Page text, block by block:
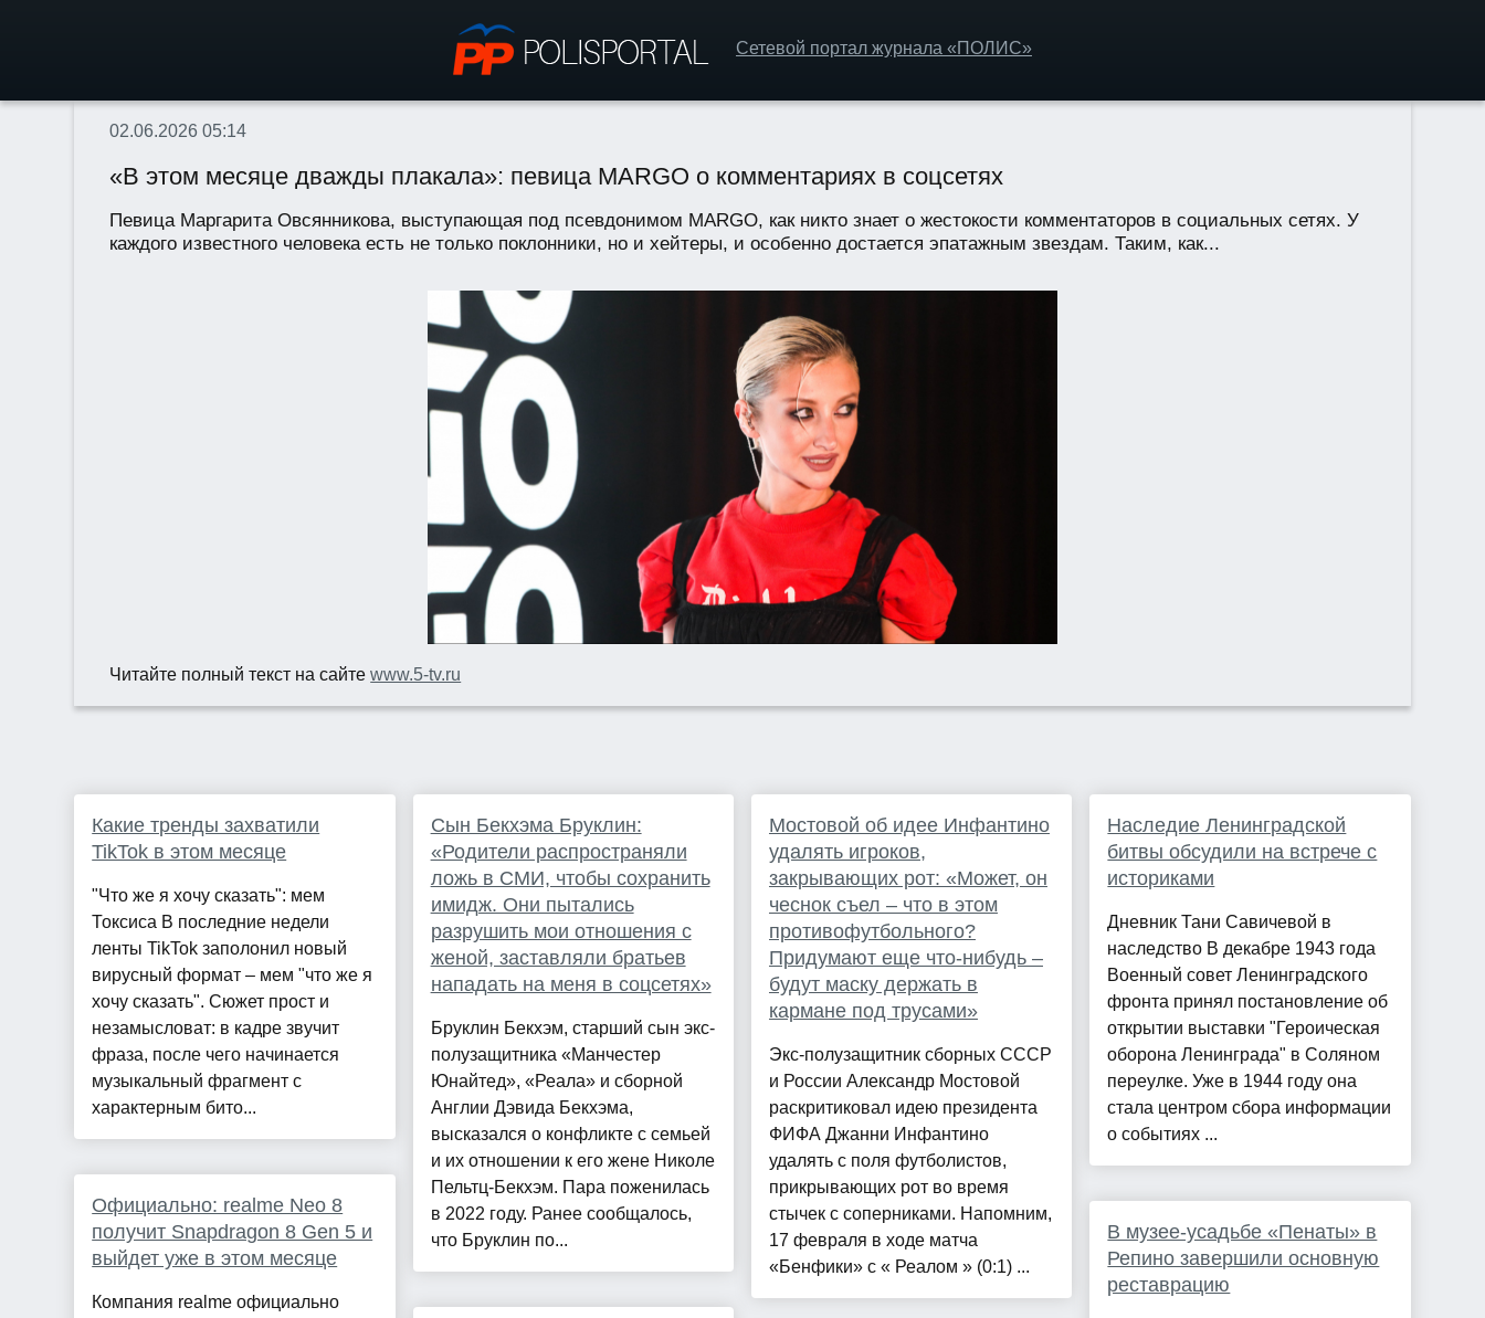
Сетевой портал журнала «ПОЛИС»
02.06.2026 05:14
«В этом месяце дважды плакала»: певица MARGO о комментариях в соцсетях
Певица Маргарита Овсянникова, выступающая под псевдонимом MARGO, как никто знает о жестокости комментаторов в социальных сетях. У
каждого известного человека есть не только поклонники, но и хейтеры, и особенно достается эпатажным звездам. Таким, как...
Читайте полный текст на сайтеwww.5-tv.ru
Какие тренды захватили
TikTok в этом месяце
"Что же я хочу сказать": мем
Токсиса В последние недели
ленты TikTok заполонил новый
вирусный формат – мем "что же я
хочу сказать". Сюжет прост и
незамысловат: в кадре звучит
фраза, после чего начинается
музыкальный фрагмент с
характерным бито...
Официально: realme Neo 8
получит Snapdragon 8 Gen 5 и
выйдет уже в этом месяце
Компания realme официально
Сын Бекхэма Бруклин:
«Родители распространяли
ложь в СМИ, чтобы сохранить
имидж. Они пытались
разрушить мои отношения с
женой, заставляли братьев
нападать на меня в соцсетях»
Бруклин Бекхэм, старший сын экс-
полузащитника «Манчестер
Юнайтед», «Реала» и сборной
Англии Дэвида Бекхэма,
высказался о конфликте с семьей
и их отношении к его жене Николе
Пельтц-Бекхэм. Пара поженилась
в 2022 году. Ранее сообщалось,
что Бруклин по...
Мостовой об идее Инфантино
удалять игроков,
закрывающих рот: «Может, он
чеснок съел – что в этом
противофутбольного?
Придумают еще что-нибудь –
будут маску держать в
кармане под трусами»
Экс-полузащитник сборных СССР
и России Александр Мостовой
раскритиковал идею президента
ФИФА Джанни Инфантино
удалять с поля футболистов,
прикрывающих рот во время
стычек с соперниками. Напомним,
17 февраля в ходе матча
«Бенфики» с « Реалом » (0:1) ...
Наследие Ленинградской
битвы обсудили на встрече с
историками
Дневник Тани Савичевой в
наследство В декабре 1943 года
Военный совет Ленинградского
фронта принял постановление об
открытии выставки "Героическая
оборона Ленинграда" в Соляном
переулке. Уже в 1944 году она
стала центром сбора информации
о событиях ...
В музее-усадьбе «Пенаты» в
Репино завершили основную
реставрацию